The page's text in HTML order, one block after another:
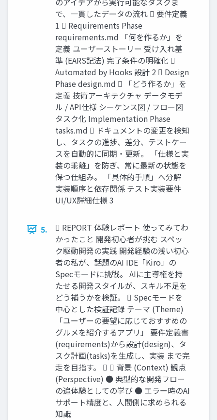
で、一貫したデータの流れ  要件定義
1  Requirements Phase
requirements.md 「何を作るか」を
定義 ユーザーストーリー 受け入れ基
準 (EARS記法) 完了条件の明確化 
Automated by Hooks 設計 2  Design
Phase design.md  「どう作るか」を
定義 技術アーキテクチャ データモデ
ル / API仕様 シーケンス図 / フロー図
タスク化 Implementation Phase
tasks.md  ドキュメントの変更を検知
し、タスクの進捗、差分、テストケー
スを自動的に同期・更新。 「仕様と実
装の乖離」を防ぎ、常に最新の状態を
保つ仕組み。 「具体的手順」へ分解
実装順序と依存関係 テスト実装要件
UI/UX詳細仕様 3
5.
 REPORT 体験レポート 使ってみてわ
かったこと 開発初心者が挑む スペッ
ク駆動開発の実践 開発経験の浅い初心
者の私が、話題のAI IDE「Kiro」の
Specモードに挑戦。 AIに主導権を持
たせる開発スタイルが、スキル不足を
どう補うかを検証。  Specモードを
中心とした検証記録 テーマ (Theme)
「ユーザーの要望に応じておすすめの
グルメを紹介するアプリ」 要件定義書
(requirements)から設計(design)、タ
スク計画(tasks)を生成し、実装 まで完
走を目指す。   背景 (Context) 観点
(Perspective) ● 典型的な開発フロー
の追体験としての学び ● エラー時のAI
サポート精度と、人間側に求められる
知識